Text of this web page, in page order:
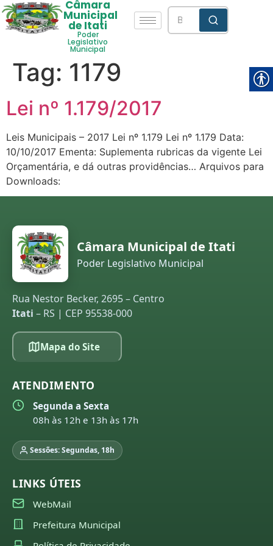
Câmara
Municipal
de Itati
Poder
Legislativo
Municipal
Tag: 1179
Lei nº 1.179/2017
Leis Municipais – 2017 Lei nº 1.179 Lei nº 1.179 Data:
10/10/2017 Ementa: Suplementa rubricas da vigente Lei
Orçamentária, e dá outras providências… Arquivos para
Downloads:
Câmara Municipal de Itati
Poder Legislativo Municipal
Rua Nestor Becker, 2695 – Centro
Itati – RS | CEP 95538-000
Mapa do Site
ATENDIMENTO
Segunda a Sexta
08h às 12h e 13h às 17h
Sessões: Segundas, 18h
LINKS ÚTEIS
WebMail
Prefeitura Municipal